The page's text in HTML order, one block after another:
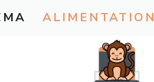
ALIMENTATION